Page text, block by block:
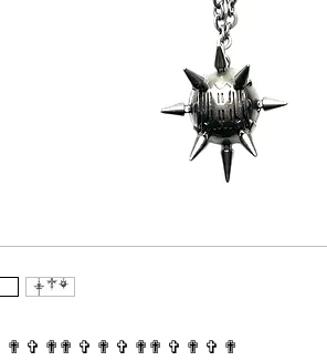
✟ ✞ ✟✟ ✞ ✟ ✞ ✟✟ ✞ ✟ ✞ ✟